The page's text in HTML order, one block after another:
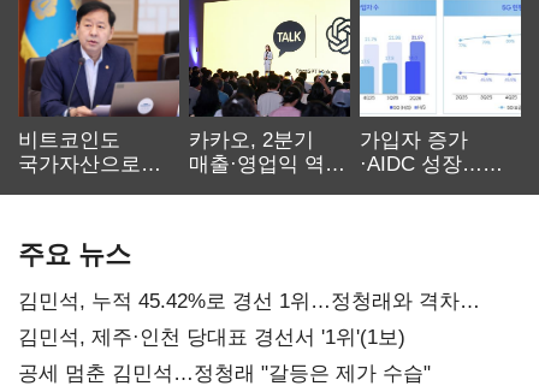
비트코인도
국가자산으로…'
카카오, 2분기
매출·영업익 역대
가입자 증가
·AIDC 성장…
주요 뉴스
김민석, 누적 45.42%로 경선 1위…정청래와 격차
0.86%p(2보)
김민석, 제주·인천 당대표 경선서 '1위'(1보)
공세 멈춘 김민석…정청래 "갈등은 제가 수습"